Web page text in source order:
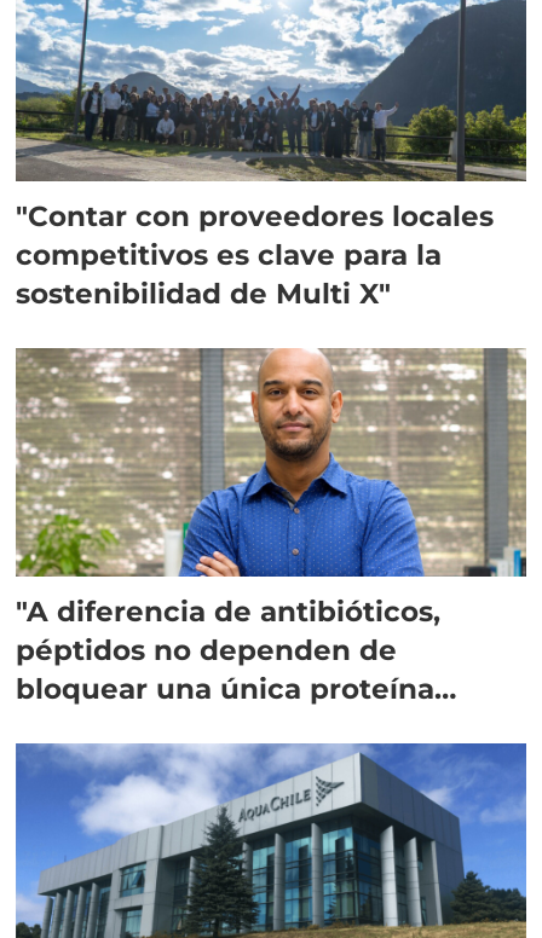
"Contar con proveedores locales
competitivos es clave para la
sostenibilidad de Multi X"
"A diferencia de antibióticos,
péptidos no dependen de
bloquear una única proteína